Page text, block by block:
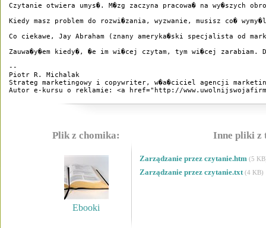
Czytanie otwiera umys�. M�zg zaczyna pracowa� na
Kiedy masz problem do rozwi�zania, wyzwanie, musisz co�
Co ciekawe, Jay Abraham (znany ameryka�ski specjalista od
Zauwa�y�em kiedy�, �e im wi�cej czytam, tym wi�cej
--
Piotr R. Michalak
Strateg marketingowy i copywriter, w�a�ciciel agencji
Autor e-kursu o reklamie: <a href="http://
Plik z chomika:
Ebooki
Inne pliki z
Zarządzanie przez czytanie.htm (5
Zarządzanie przez czytanie.txt (4 KB)